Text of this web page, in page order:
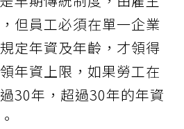
但員工必須在單一企業
定年資及年齡，才領得
年資上限，如果勞工在
30年，超過30年的年資